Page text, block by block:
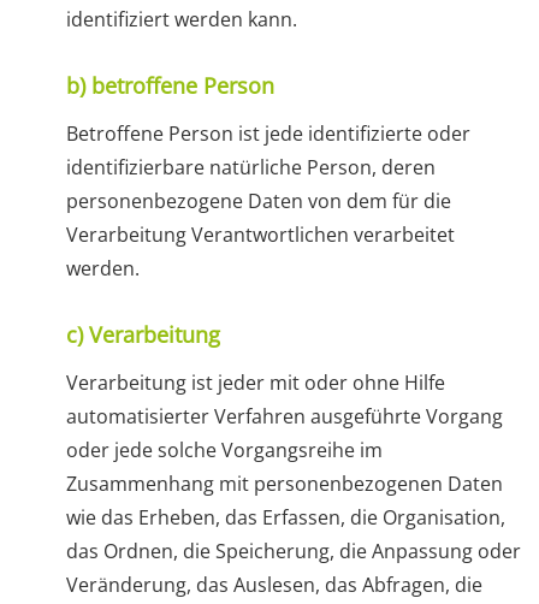
identifiziert werden kann.
b) betroffene Person
Betroffene Person ist jede identifizierte oder
identifizierbare natürliche Person, deren
personenbezogene Daten von dem für die
Verarbeitung Verantwortlichen verarbeitet
werden.
c) Verarbeitung
Verarbeitung ist jeder mit oder ohne Hilfe
automatisierter Verfahren ausgeführte Vorgang
oder jede solche Vorgangsreihe im
Zusammenhang mit personenbezogenen Daten
wie das Erheben, das Erfassen, die Organisation,
das Ordnen, die Speicherung, die Anpassung oder
Veränderung, das Auslesen, das Abfragen, die